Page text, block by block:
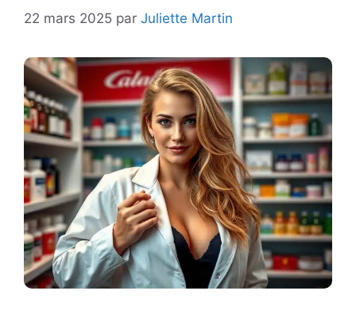
22 mars 2025 par Juliette Martin